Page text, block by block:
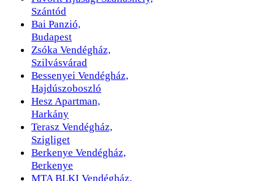
Szántód
Bai Panzió,
Budapest
Zsóka Vendégház,
Szilvásvárad
Bessenyei Vendégház,
Hajdúszoboszló
Hesz Apartman,
Harkány
Terasz Vendégház,
Szigliget
Berkenye Vendégház,
Berkenye
MTA BLKI Vendégház,